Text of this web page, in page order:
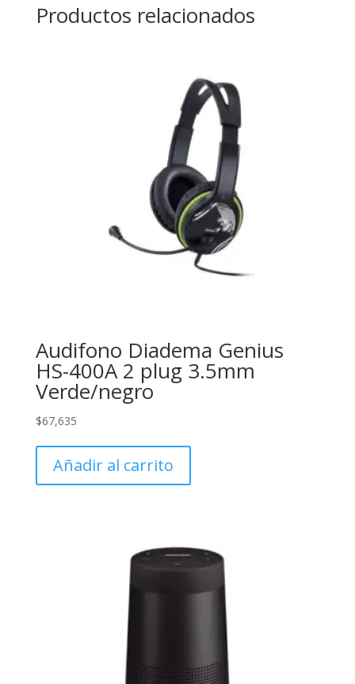
Productos relacionados
Audifono Diadema Genius
HS-400A 2 plug 3.5mm
Verde/negro
$67,635
Añadir al carrito